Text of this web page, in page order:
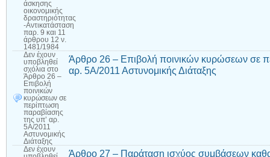
άσκησης
οικονομικής
δραστηριότητας
-Αντικατάσταση
παρ. 9 και 11
άρθρου 12 ν.
1481/1984
Δεν έχουν
υποβληθεί
σχόλια στο
Άρθρο 26 –
Επιβολή
ποινικών
κυρώσεων σε
περίπτωση
παραβίασης
της υπ’ αρ.
5Α/2011
Αστυνομικής
Διάταξης
Άρθρο 26 – Επιβολή ποινικών κυρώσεων σε
αρ. 5Α/2011 Αστυνομικής Διάταξης
Δεν έχουν
Άρθρο 27 – Παράταση ισχύος συμβάσεων